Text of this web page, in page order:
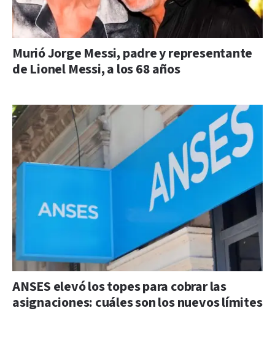
Murió Jorge Messi, padre y representante
de Lionel Messi, a los 68 años
ANSES elevó los topes para cobrar las
asignaciones: cuáles son los nuevos límites